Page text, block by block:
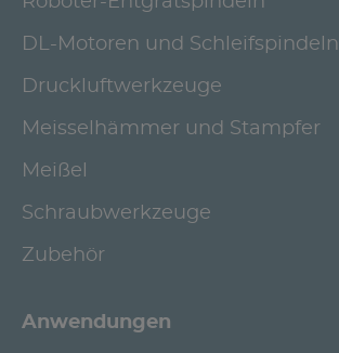
DL-Motoren und Schleifspindeln
Druckluftwerkzeuge
Meisselhämmer und Stampfer
Meißel
Schraubwerkzeuge
Zubehör
Anwendungen